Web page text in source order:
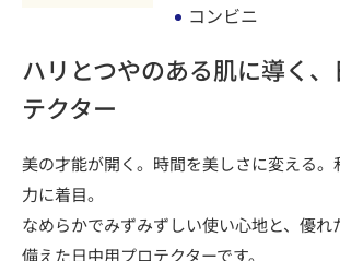
コンビニ
ハリとつやのある肌に導く
テクター
美の才能が開く。時間を美しさに変える。
力に着目。
なめらかでみずみずしい使い心地と、優れ
備えた日中用プロテクターです。